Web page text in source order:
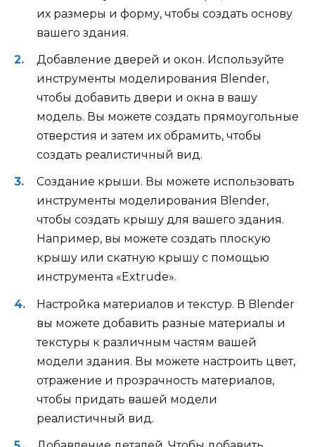
их размеры и форму, чтобы создать основу
вашего здания.
Добавление дверей и окон. Используйте
инструменты моделирования Blender,
чтобы добавить двери и окна в вашу
модель. Вы можете создать прямоугольные
отверстия и затем их обрамить, чтобы
создать реалистичный вид.
Создание крыши. Вы можете использовать
инструменты моделирования Blender,
чтобы создать крышу для вашего здания.
Например, вы можете создать плоскую
крышу или скатную крышу с помощью
инструмента «Extrude».
Настройка материалов и текстур. В Blender
вы можете добавить разные материалы и
текстуры к различным частям вашей
модели здания. Вы можете настроить цвет,
отражение и прозрачность материалов,
чтобы придать вашей модели
реалистичный вид.